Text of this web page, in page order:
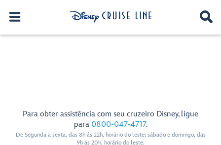
Para obter assistência com seu cruzeiro Disney, ligue
para 0800-047-4717.
De Segunda a sexta, das 8h ás 22h, horário do leste; sábado e domingo, das
9h ás 20h, horário do leste.